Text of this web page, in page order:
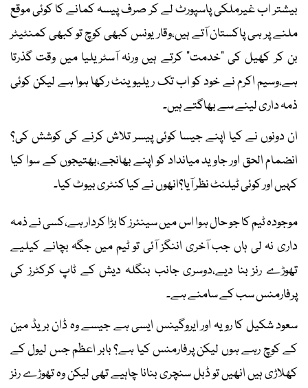
بیشتر اب غیرملکی پاسپورٹ لے کر صرف پیسہ کمانے کا کوئی موقع
ملنے پر ہی پاکستان آتے ہیں،وقار یونس کبھی کوچ تو کبھی کمنٹیٹر
بن کر کھیل کی “خدمت” کرتے ہیں ورنہ آسٹریلیا میں وقت گذرتا
ہے،وسیم اکرم نے خود کو اب تک ریلیوینٹ رکھا ہوا ہے لیکن کوئی
ذمہ داری لینے سے بھاگتے ہیں۔
ان دونوں نے کیا اپنے جیسا کوئی پیسر تلاش کرنے کی کوشش کی؟
انضمام الحق اور جاوید میانداد کو اپنے بھانجے،بھتیجوں کے سوا کیا
کہیں اور کوئی ٹیلنٹ نظر آیا؟انھوں نے کیا کنٹری بیوٹ کیا۔
موجودہ ٹیم کا جو حال ہوا اس میں سینئرز کا بڑا کردار ہے،کسی نے ذمہ
داری نہ لی ہاں جب آخری اننگز آئی تو ٹیم میں جگہ بچانے کیلیے
تھوڑے رنز بنا دیے،دوسری جانب بنگلہ دیش کے ٹاپ کرکٹرز کی
پرفارمنس سب کے سامنے ہے۔
سعود شکیل کا رویہ اور ایروگینس ایسی ہے جیسے وہ ڈان بریڈ مین
کے کوچ رہے ہوں لیکن پرفارمنس کیا ہے؟ بابر اعظم جس لیول کے
کھلاڑی ہیں انھیں تو ڈبل سنچری بنانا چاہیے تھی لیکن وہ تھوڑے رنز